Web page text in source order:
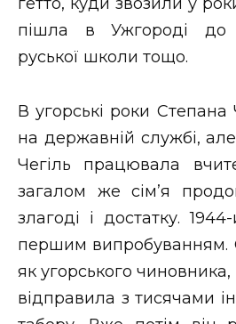
пішла в Ужгороді до
руської школи тощо.
В угорські роки
на державній службі,
Чегіль працювала
загалом же сім’я
злагоді і достатку.
першим випробуванням.
як угорського
відправила з тисячами